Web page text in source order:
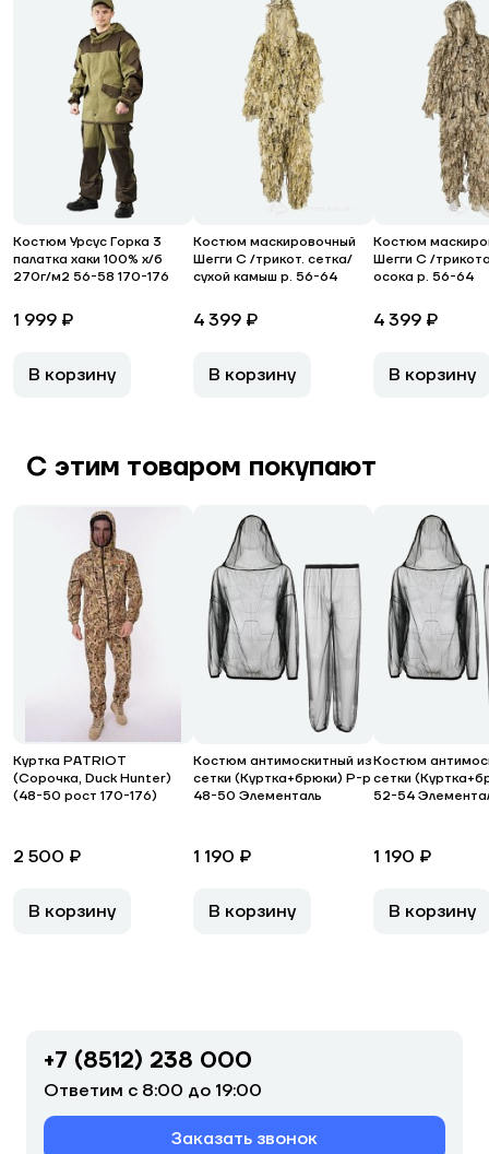
Костюм Урсус Горка 3
палатка хаки 100% х/б
270г/м2 56-58 170-176
1 999 ₽
В корзину
Костюм маскировочный
Шегги С /трикот. сетка/
сухой камыш р. 56-64
4 399 ₽
В корзину
Костюм
Шегги С /
осока р. 56-64
4 399 ₽
В корзину
С этим товаром покупают
Куртка PATRIOT
(Сорочка, Duck Hunter)
(48-50 рост 170-176)
2 500 ₽
В корзину
Костюм антимоскитный из
сетки (Куртка+брюки) Р-р
48-50 Элементаль
1 190 ₽
В корзину
Костюм
сетки
52-54
1 190 ₽
В корзину
+7 (8512) 238 000
Ответим с 8:00 до 19:00
Заказать звонок